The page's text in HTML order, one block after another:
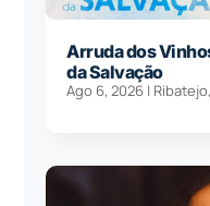
Arruda dos
da Salvação
Ago 6, 2026 | Ribatejo,